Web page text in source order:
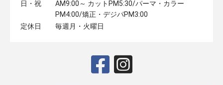
日・祝
AM9:00～ カットPM5:30/パーマ・カラー
PM4:00/矯正・デジパPM3:00
定休日
毎週月・火曜日